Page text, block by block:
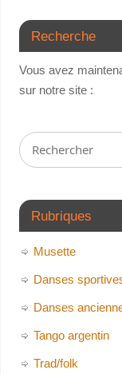
Recherche
Vous avez
sur notre site :
Rubriques
Musette
Danses
Danses
Tango argentin
Trad/folk